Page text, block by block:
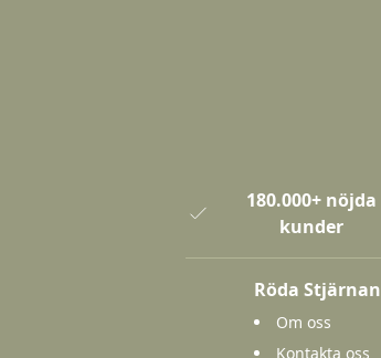
180.000+ nöjda
kunder
Röda Stjärnan
Om oss
Kontakta oss